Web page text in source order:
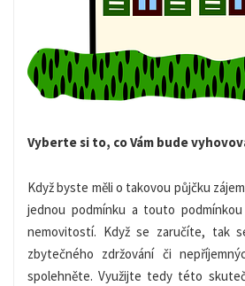
Vyberte si to, co Vám bude
Když byste měli o takovou půjčku
jednou podmínku a touto
nemovitostí. Když se zaručíte, tak
zbytečného zdržování či
spolehněte. Využijte tedy této